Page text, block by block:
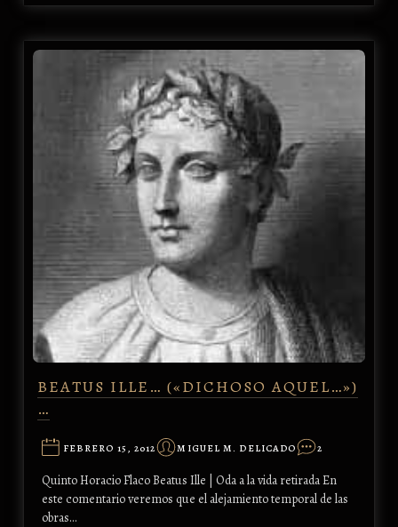
BEATUS ILLE… («DICHOSO AQUEL…»)
…
FEBRERO 15, 2012 MIGUEL M. DELICADO 2
Quinto Horacio Flaco Beatus Ille | Oda a la vida retirada En
este comentario veremos que el alejamiento temporal de las
obras…